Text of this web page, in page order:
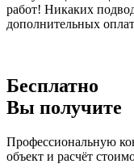
работ! Никаких
дополнительных
Бесплатно
Вы получите
Профессиональную
объект и расчёт